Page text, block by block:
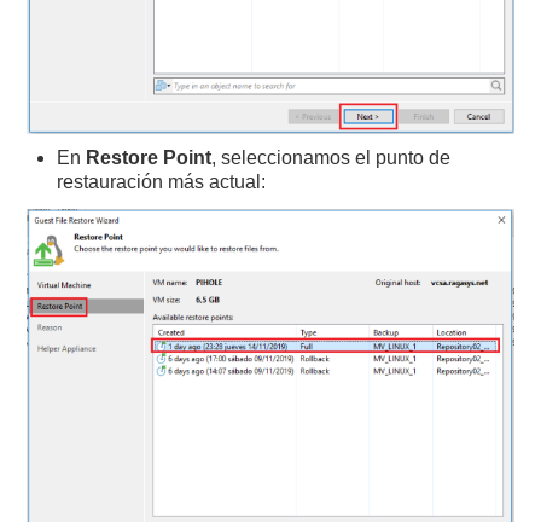
En Restore Point, seleccionamos el punto de
restauración más actual: